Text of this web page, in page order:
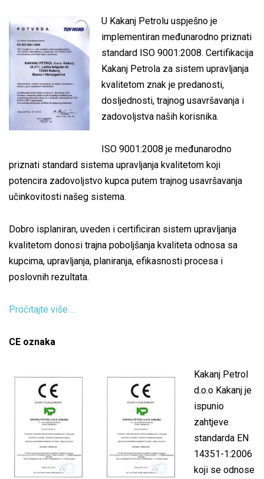
U Kakanj Petrolu uspješno je
implementiran međunarodno priznati
standard ISO 9001:2008. Certifikacija
Kakanj Petrola za sistem upravljanja
kvalitetom znak je predanosti,
dosljednosti, trajnog usavršavanja i
zadovoljstva naših korisnika.
ISO 9001:2008 je međunarodno
priznati standard sistema upravljanja kvalitetom koji
potencira zadovoljstvo kupca putem trajnog usavršavanja
učinkovitosti našeg sistema.
Dobro isplaniran, uveden i certificiran sistem upravljanja
kvalitetom donosi trajna poboljšanja kvaliteta odnosa sa
kupcima, upravljanja, planiranja, efikasnosti procesa i
poslovnih rezultata.
Pročitajte više …
CE oznaka
Kakanj Petrol
d.o.o Kakanj je
ispunio
zahtjeve
standarda EN
14351-1:2006
koji se odnose